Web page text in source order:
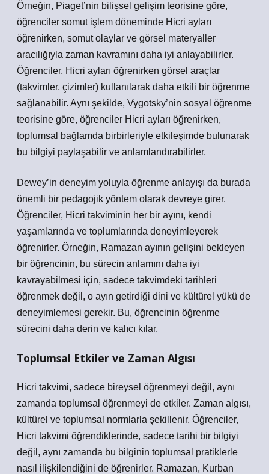
Örneğin, Piaget’nin bilişsel gelişim teorisine göre,
öğrenciler somut işlem döneminde Hicri ayları
öğrenirken, somut olaylar ve görsel materyaller
aracılığıyla zaman kavramını daha iyi anlayabilirler.
Öğrenciler, Hicri ayları öğrenirken görsel araçlar
(takvimler, çizimler) kullanılarak daha etkili bir öğrenme
sağlanabilir. Aynı şekilde, Vygotsky’nin sosyal öğrenme
teorisine göre, öğrenciler Hicri ayları öğrenirken,
toplumsal bağlamda birbirleriyle etkileşimde bulunarak
bu bilgiyi paylaşabilir ve anlamlandırabilirler.
Dewey’in deneyim yoluyla öğrenme anlayışı da burada
önemli bir pedagojik yöntem olarak devreye girer.
Öğrenciler, Hicri takviminin her bir ayını, kendi
yaşamlarında ve toplumlarında deneyimleyerek
öğrenirler. Örneğin, Ramazan ayının gelişini bekleyen
bir öğrencinin, bu sürecin anlamını daha iyi
kavrayabilmesi için, sadece takvimdeki tarihleri
öğrenmek değil, o ayın getirdiği dini ve kültürel yükü de
deneyimlemesi gerekir. Bu, öğrencinin öğrenme
sürecini daha derin ve kalıcı kılar.
Toplumsal Etkiler ve Zaman Algısı
Hicri takvimi, sadece bireysel öğrenmeyi değil, aynı
zamanda toplumsal öğrenmeyi de etkiler. Zaman algısı,
kültürel ve toplumsal normlarla şekillenir. Öğrenciler,
Hicri takvimi öğrendiklerinde, sadece tarihi bir bilgiyi
değil, aynı zamanda bu bilginin toplumsal pratiklerle
nasıl ilişkilendiğini de öğrenirler. Ramazan, Kurban